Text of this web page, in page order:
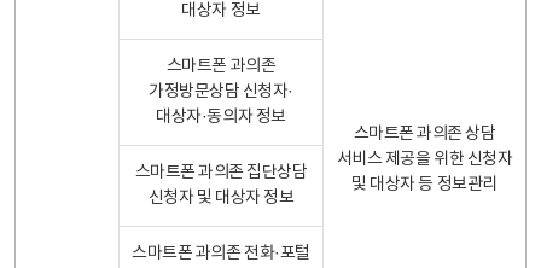
대상자 정보
스마트폰 과의존 상담
서비스 제공을 위한 신청자
및 대상자 등 정보관리
스마트폰 과의존
가정방문상담 신청자·
대상자·동의자 정보
스마트폰 과의존 집단상담
신청자 및 대상자 정보
스마트폰 과의존 전화·포털